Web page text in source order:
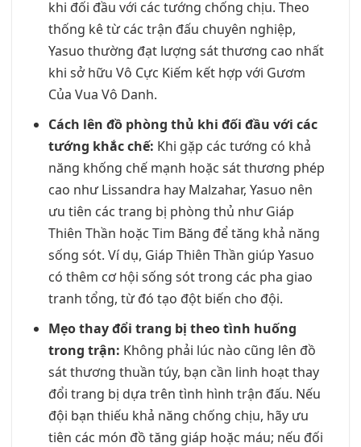
khi đối đầu với các tướng chống chịu. Theo
thống kê từ các trận đấu chuyên nghiệp,
Yasuo thường đạt lượng sát thương cao nhất
khi sở hữu Vô Cực Kiếm kết hợp với Gươm
Của Vua Vô Danh.
Cách lên đồ phòng thủ khi đối đầu với các
tướng khắc chế: Khi gặp các tướng có khả
năng khống chế mạnh hoặc sát thương phép
cao như Lissandra hay Malzahar, Yasuo nên
ưu tiên các trang bị phòng thủ như Giáp
Thiên Thần hoặc Tim Băng để tăng khả năng
sống sót. Ví dụ, Giáp Thiên Thần giúp Yasuo
có thêm cơ hội sống sót trong các pha giao
tranh tổng, từ đó tạo đột biến cho đội.
Mẹo thay đổi trang bị theo tình huống
trong trận: Không phải lúc nào cũng lên đồ
sát thương thuần túy, bạn cần linh hoạt thay
đổi trang bị dựa trên tình hình trận đấu. Nếu
đội bạn thiếu khả năng chống chịu, hãy ưu
tiên các món đồ tăng giáp hoặc máu; nếu đối